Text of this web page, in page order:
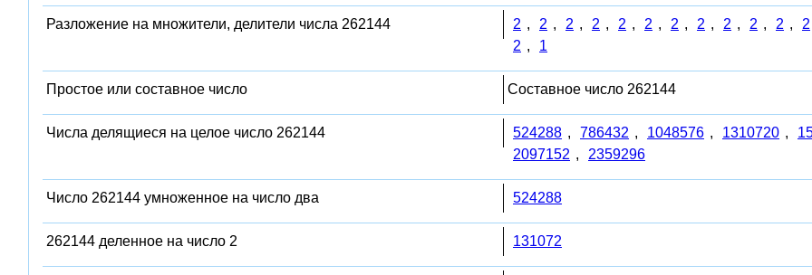
Разложение на множители, делители числа 262144 2 , 2 , 2 , 2 , 2 , 2 , 2 , 2 , 2 , 2 , 2 ,
2
2 , 1
Простое или составное число Составное число 262144
Числа делящиеся на целое число 262144 524288 , 786432 , 1048576 , 1310720 ,
2097152 , 2359296
Число 262144 умноженное на число два 524288
262144 деленное на число 2 131072